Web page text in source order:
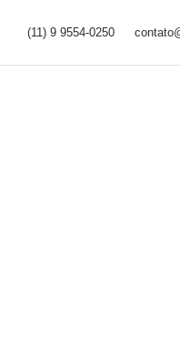
(11) 9 9554-0250